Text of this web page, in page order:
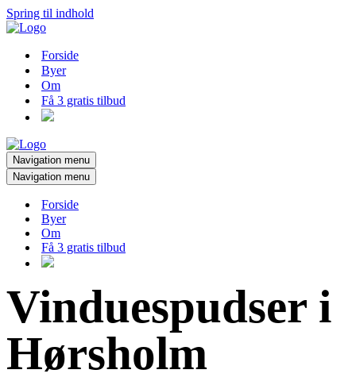
Spring til indhold
Forside
Byer
Om
Få 3 gratis tilbud
Navigation menu
Navigation menu
Forside
Byer
Om
Få 3 gratis tilbud
Vinduespudser i
Hørsholm